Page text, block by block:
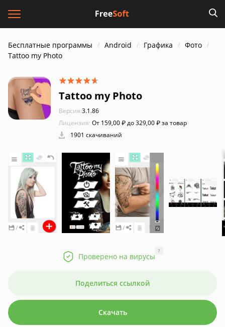
Бесплатные программы Android Графика
Фото
Tattoo my Photo
Tattoo my Photo
Версия:3.1.86
Лицензия: От 159,00 ₽ до 329,00 ₽ за товар
1901 скачиваний
Проверено на вирусы
?
Поделиться ссылкой
Скачать